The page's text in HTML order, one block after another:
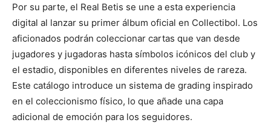
Por su parte, el Real Betis se une a esta experiencia
digital al lanzar su primer álbum oficial en Collectibol. Los
aficionados podrán coleccionar cartas que van desde
jugadores y jugadoras hasta símbolos icónicos del club y
el estadio, disponibles en diferentes niveles de rareza.
Este catálogo introduce un sistema de grading inspirado
en el coleccionismo físico, lo que añade una capa
adicional de emoción para los seguidores.